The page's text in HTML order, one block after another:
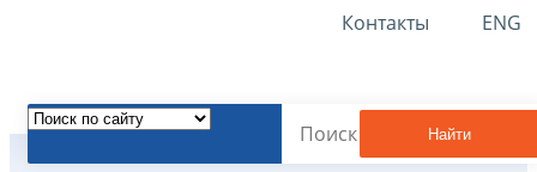
Контакты ENG
Найти